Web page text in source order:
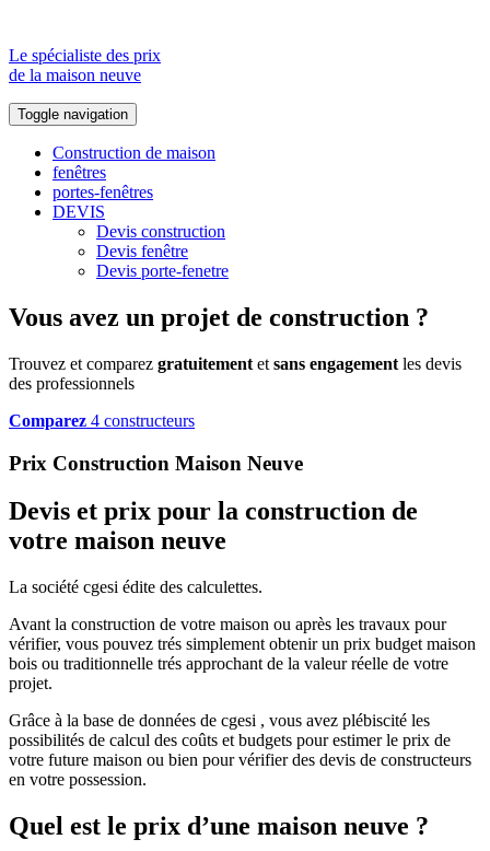
Le spécialiste des prix
de la maison neuve
Toggle navigation
Construction de maison
fenêtres
portes-fenêtres
DEVIS
Devis construction
Devis fenêtre
Devis porte-fenetre
Vous avez un projet de construction ?
Trouvez et comparez gratuitement et sans engagement les devis
des professionnels
Comparez 4 constructeurs
Prix Construction Maison Neuve
Devis et prix pour la construction de
votre maison neuve
La société cgesi édite des calculettes.
Avant la construction de votre maison ou après les travaux pour
vérifier, vous pouvez trés simplement obtenir un prix budget maison
bois ou traditionnelle trés approchant de la valeur réelle de votre
projet.
Grâce à la base de données de cgesi , vous avez plébiscité les
possibilités de calcul des coûts et budgets pour estimer le prix de
votre future maison ou bien pour vérifier des devis de constructeurs
en votre possession.
Quel est le prix d’une maison neuve ?